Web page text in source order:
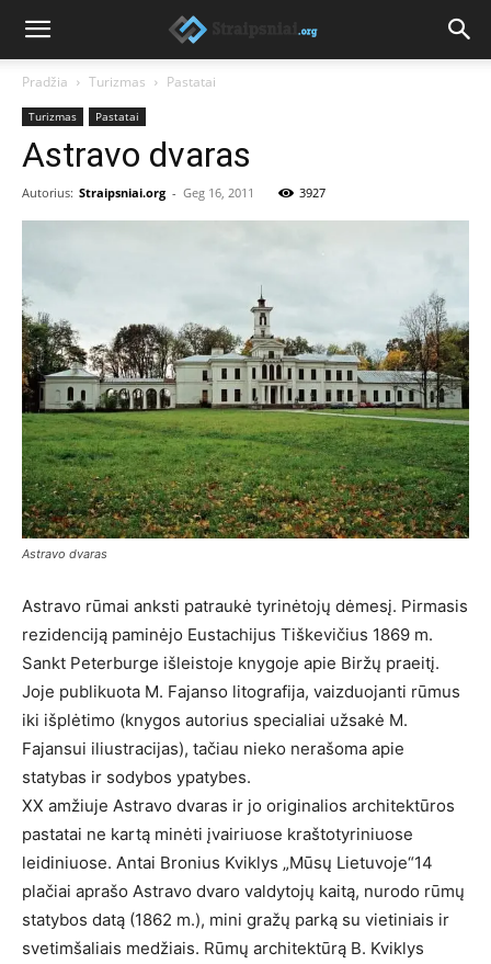
Pradžia Turizmas Pastatai
Turizmas Pastatai
Astravo dvaras
Autorius: Straipsniai.org - Geg 16, 2011 3927
Astravo dvaras
Astravo rūmai anksti patraukė tyrinėtojų dėmesį. Pirmasis
rezidenciją paminėjo Eustachijus Tiškevičius 1869 m.
Sankt Peterburge išleistoje knygoje apie Biržų praeitį.
Joje publikuota M. Fajanso litografija, vaizduojanti rūmus
iki išplėtimo (knygos autorius specialiai užsakė M.
Fajansui iliustracijas), tačiau nieko nerašoma apie
statybas ir sodybos ypatybes.
XX amžiuje Astravo dvaras ir jo originalios architektūros
pastatai ne kartą minėti įvairiuose kraštotyriniuose
leidiniuose. Antai Bronius Kviklys „Mūsų Lietuvoje“14
plačiai aprašo Astravo dvaro valdytojų kaitą, nurodo rūmų
statybos datą (1862 m.), mini gražų parką su vietiniais ir
svetimšaliais medžiais. Rūmų architektūrą B. Kviklys